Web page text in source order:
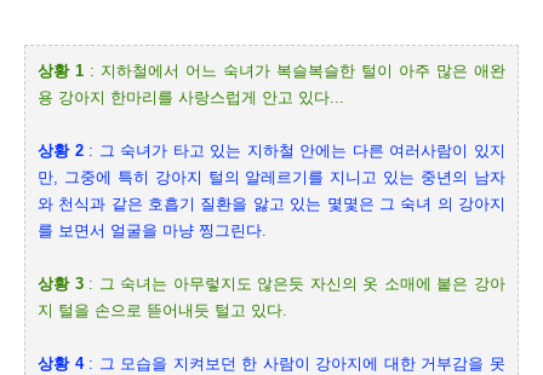
상황1 : 지하철에서 어느 숙녀가 복슬복슬한 털이 아주 많은 애완
용 강아지 한마리를 사랑스럽게 안고 있다...
상황2: 그 숙녀가 타고 있는 지하철 안에는 다른 여러사람이 있지
만, 그중에 특히 강아지 털의 알레르기를 지니고 있는 중년의 남자
와 천식과 같은 호흡기 질환을 앓고 있는 몇몇은 그 숙녀 의 강아지
를 보면서 얼굴을 마냥 찡그린다.
상황3: 그 숙녀는 아무렇지도 않은듯 자신의 옷 소매에 붙은 강아
지 털을 손으로 뜯어내듯 털고 있다.
상황4: 그 모습을 지켜보던 한 사람이 강아지에 대한 거부감을 못